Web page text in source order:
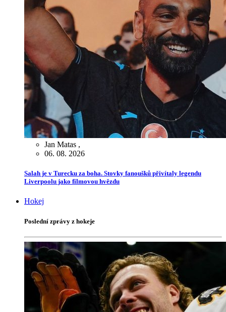
Jan Matas ,
06. 08. 2026
Salah je v Turecku za boha. Stovky fanoušků přivítaly legendu
Liverpoolu jako filmovou hvězdu
Hokej
Poslední zprávy z hokeje